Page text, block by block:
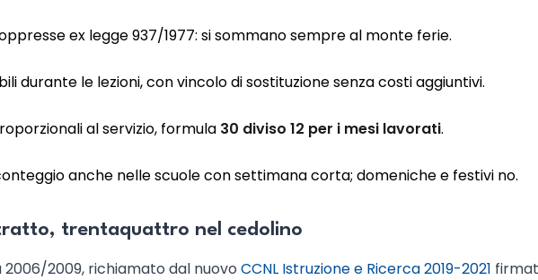
ex legge 937/1977: si sommano sempre al monte ferie.
durante le lezioni, con vincolo di sostituzione senza costi aggiuntivi.
al servizio, formula 30 diviso 12 per i mesi lavorati.
anche nelle scuole con settimana corta; domeniche e festivi no.
trentaquattro nel cedolino
2006/2009, richiamato dal nuovo CCNL Istruzione e Ricerca 2019-2021